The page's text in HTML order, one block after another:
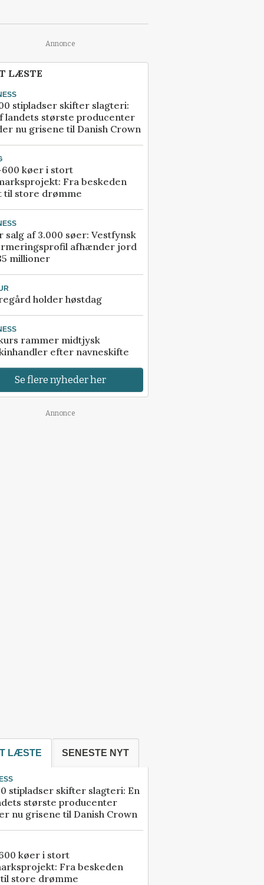
Annonce
LÆSTE
stipladser skifter slagteri:
landets største producenter
nu grisene til Danish Crown
køer i stort
Fra beskeden
til store drømme
salg af 3.000 søer: Vestfynsk
afhænder jord
millioner
holder høstdag
rammer midtjysk
efter navneskifte
Se flere nyheder her
Annonce
LÆSTE SENESTE NYT
stipladser skifter slagteri: En
største producenter
nu grisene til Danish Crown
køer i stort
Fra beskeden
store drømme